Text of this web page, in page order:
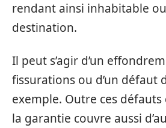
rendant ainsi inhabitable
destination.
Il peut s’agir d’un
fissurations ou d’un défaut
exemple. Outre ces
la garantie couvre aussi